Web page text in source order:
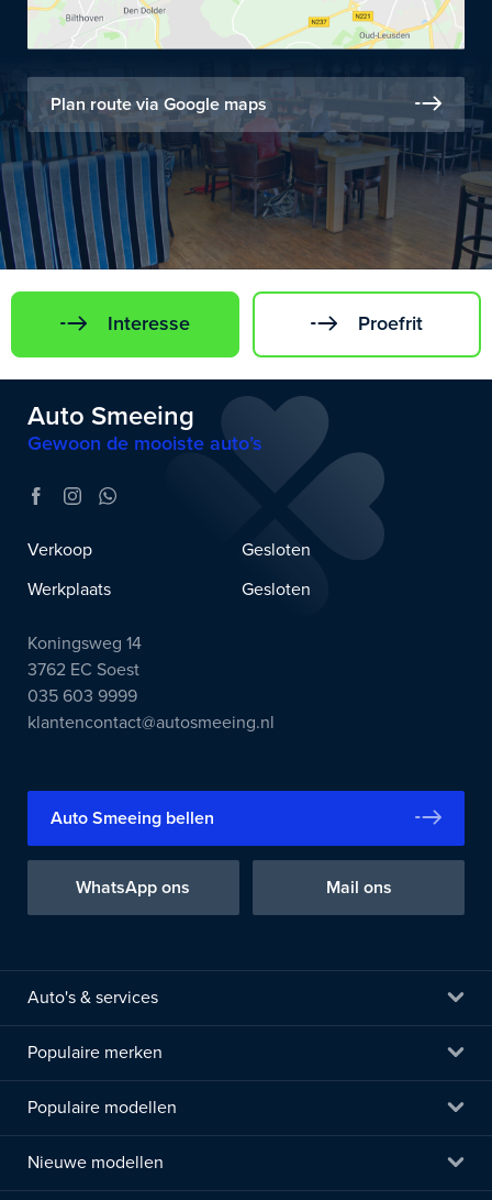
Plan route via Google maps
Interesse Proefrit
Auto Smeeing
Gewoon de mooiste auto’s
Verkoop
Gesloten
Werkplaats
Gesloten
Koningsweg 14
3762 EC Soest
035 603 9999
klantencontact@autosmeeing.nl
Auto Smeeing bellen
WhatsApp ons Mail ons
Auto's & services
Populaire merken
Populaire modellen
Nieuwe modellen